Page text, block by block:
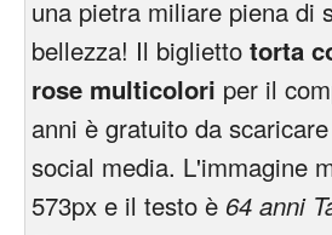
una pietra miliare piena di
bellezza! Il biglietto torta
rose multicolori per il
anni è gratuito da
social media. L'immagine
573px e il testo è 64 anni